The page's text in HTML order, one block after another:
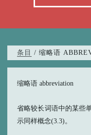
条目 / 缩略语
缩略语 abbreviation
省略较长词语中的某些
示同样概念(3.3)。